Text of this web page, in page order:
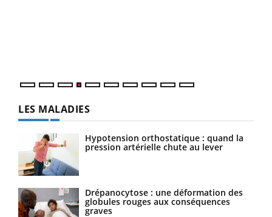
LES MALADIES
Hypotension orthostatique : quand la
pression artérielle chute au lever
Drépanocytose : une déformation des
globules rouges aux conséquences
graves